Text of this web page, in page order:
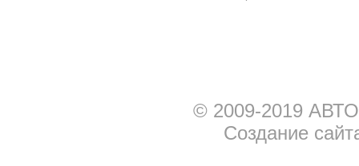
© 2009-2019
Создание